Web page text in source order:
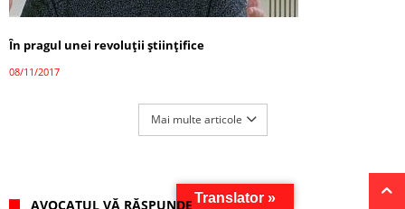
În pragul unei revoluții științifice
08/11/2017
Mai multe articole
AVOCATUL VĂ RĂSPUNDETranslator »